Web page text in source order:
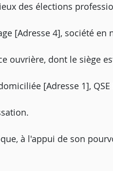
des élections
[Adresse 4], société
ouvrière, dont le siège
[Adresse 1],
à l'appui de son